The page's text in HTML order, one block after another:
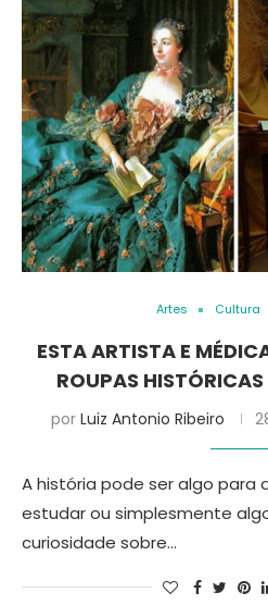
Artes Cultura
ESTA ARTISTA E
ROUPAS
por Luiz Antonio Ribeiro
A história pode ser algo para
estudar ou simplesmente
curiosidade sobre…